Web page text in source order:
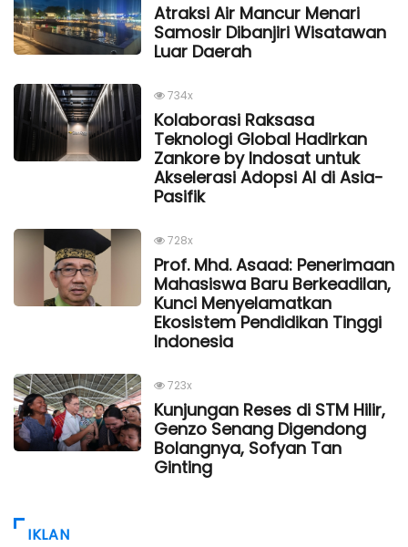
Atraksi Air Mancur Menari
Samosir Dibanjiri Wisatawan
Luar Daerah
734x
Kolaborasi Raksasa
Teknologi Global Hadirkan
Zankore by Indosat untuk
Akselerasi Adopsi AI di Asia-
Pasifik
728x
Prof. Mhd. Asaad: Penerimaan
Mahasiswa Baru Berkeadilan,
Kunci Menyelamatkan
Ekosistem Pendidikan Tinggi
Indonesia
723x
Kunjungan Reses di STM Hilir,
Genzo Senang Digendong
Bolangnya, Sofyan Tan
Ginting
IKLAN